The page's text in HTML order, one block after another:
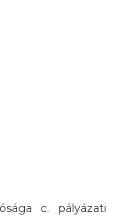
c. pályázati